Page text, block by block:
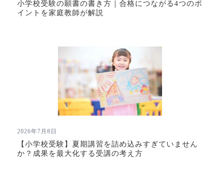
小学校受験の願書の書き方｜合格につながる4つのポ
イントを家庭教師が解説
2026年7月8日
【小学校受験】夏期講習を詰め込みすぎていません
か？成果を最大化する受講の考え方